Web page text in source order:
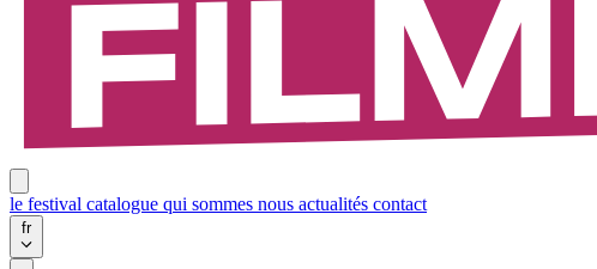
le festival catalogue qui sommes nous actualités contact
fr